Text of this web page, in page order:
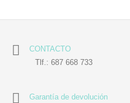
CONTACTO
Tlf.: 687 668 733
Garantía de devolución